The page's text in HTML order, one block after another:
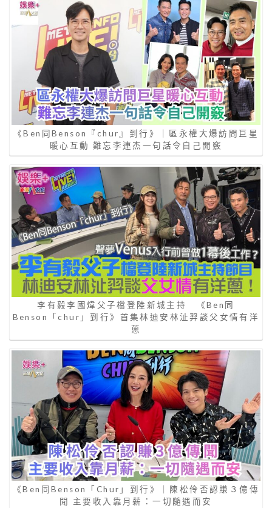
《Ben同Benson『chur』到行》｜區永權大爆訪問巨星
暖心互動 難忘李連杰一句話令自己開竅
李有毅李國煒父子檔登陸新城主持 《Ben同
Benson「chur」到行》首集林迪安林沚羿談父女情有洋
蔥
《Ben同Benson「Chur」到行》｜陳松伶否認賺３億傳
聞 主要收入靠月薪：一切隨遇而安